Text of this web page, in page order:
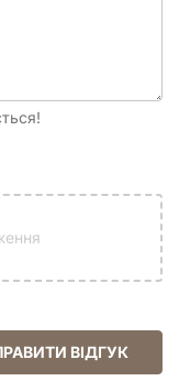
ВІДГУК